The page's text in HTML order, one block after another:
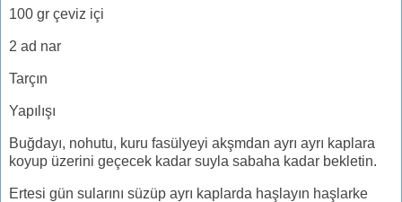
100 gr çeviz içi
2 ad nar
Tarçın
Yapılışı
Buğdayı, nohutu, kuru fasülyeyi akşmdan ayrı ayrı kaplara
koyup üzerini geçecek kadar suyla sabaha kadar bekletin.
Ertesi gün sularını süzüp ayrı kaplarda haşlayın haşlarke